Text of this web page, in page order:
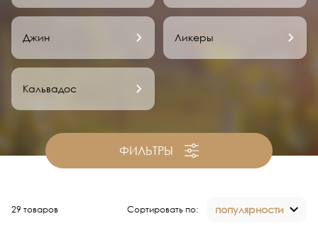
Джин Ликеры
Кальвадос
ФИЛЬТРЫ
29 товаров Сортировать по: популярности